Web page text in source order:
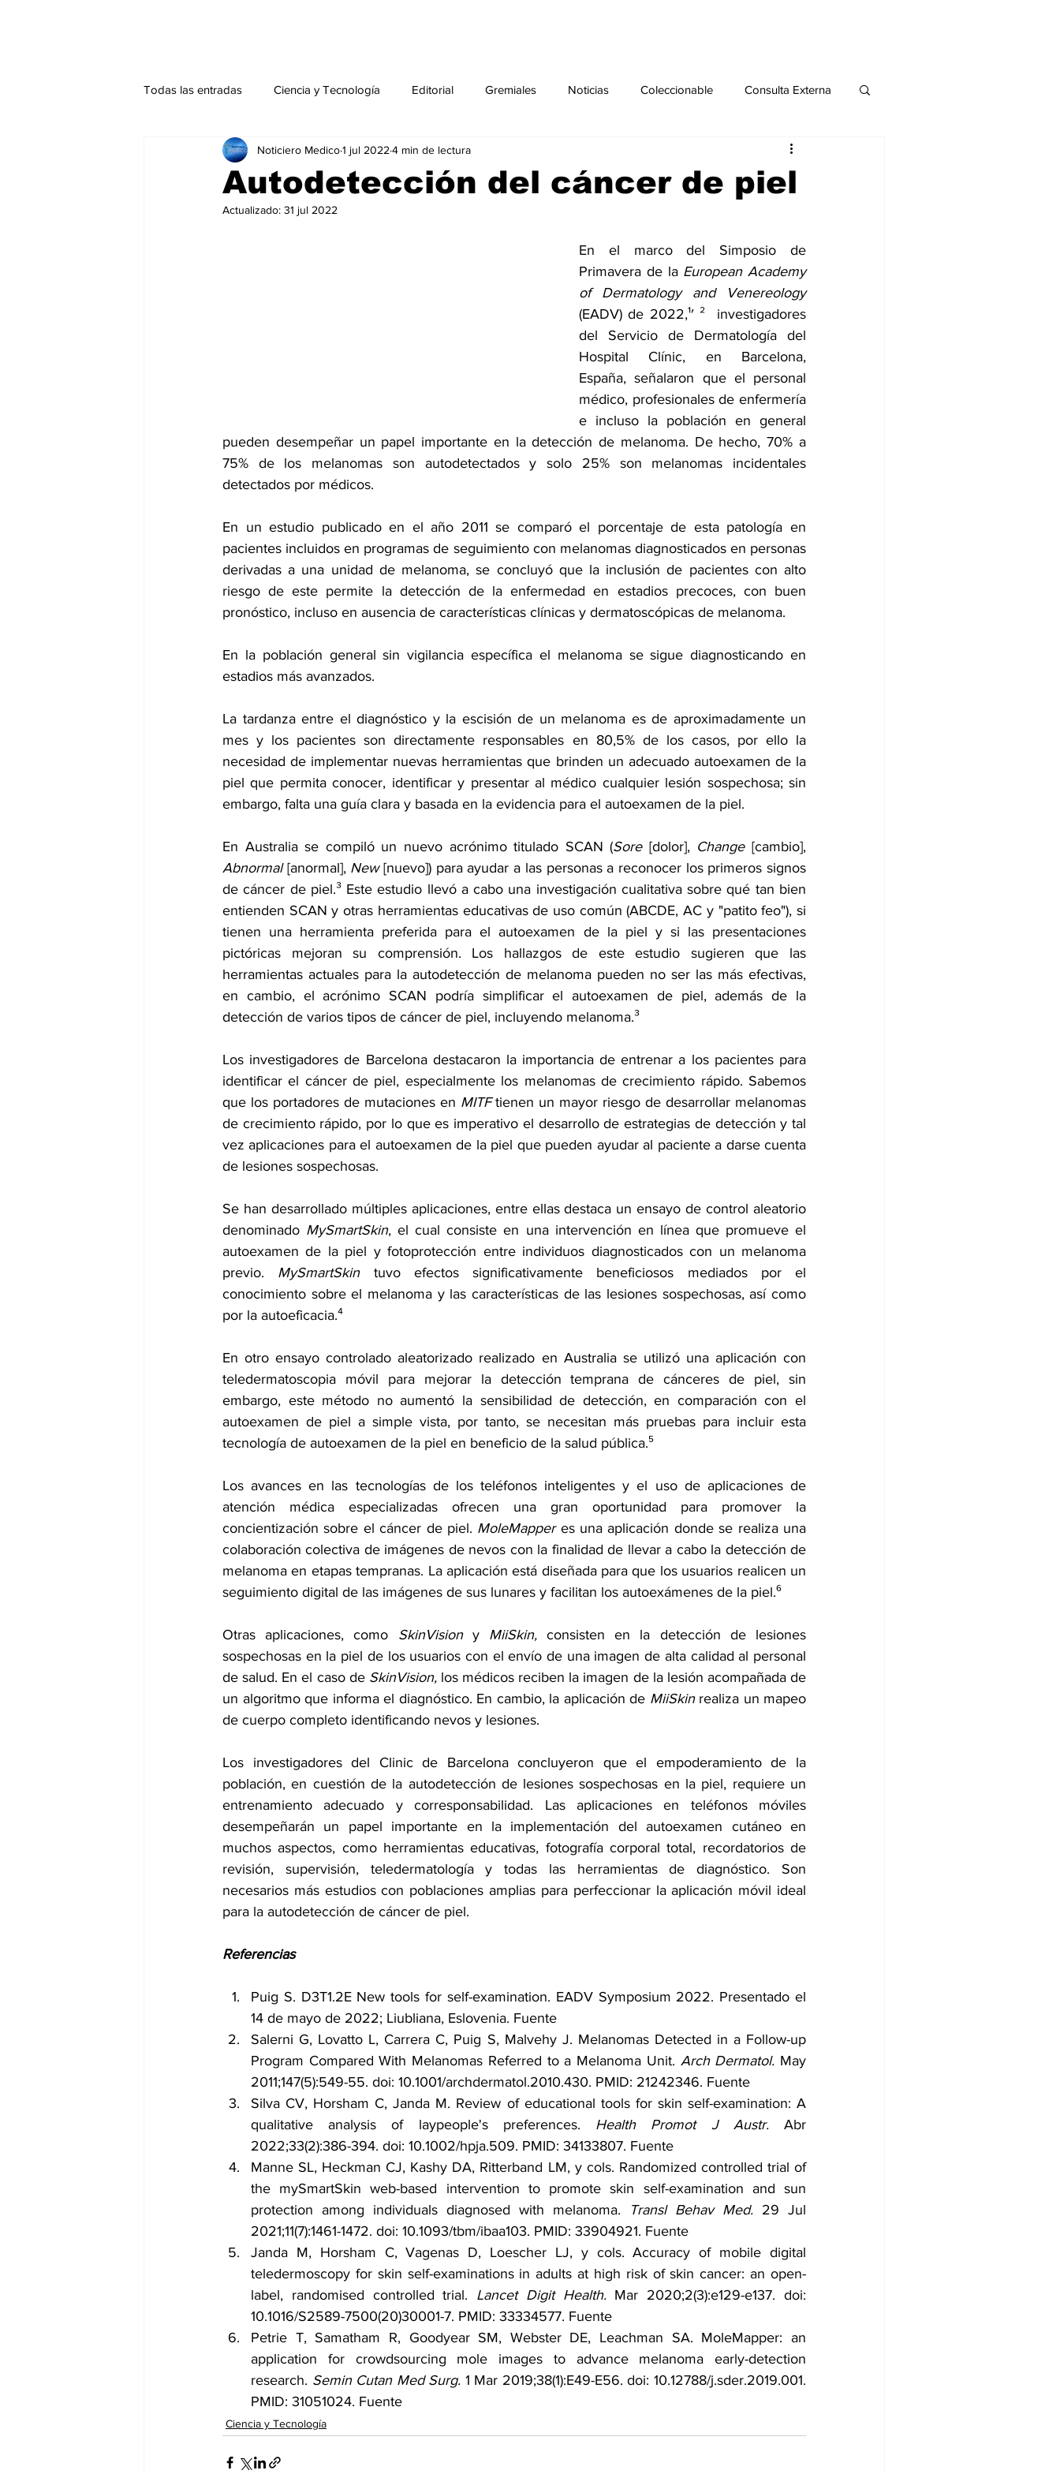
Todas las entradas Ciencia y Tecnología Editorial Gremiales Noticias Coleccionable Consulta Externa
Actualidad Salud Mental Agenda Sección especial Publicaciones
Endocrinología Actualidad especial
Noticias especial Salud Mental especial
dia mundial de la diabetes
Autodetección del cáncer de piel
Noticiero Medico1 jul 2022 4 min de lectura
Actualizado: 31 jul 2022
En el marco del Simposio de
Primavera de la European Academy
of Dermatology and Venereology
(EADV) de 2022,¹′ ²  investigadores
del Servicio de Dermatología del
Hospital Clínic, en Barcelona,
España, señalaron que el personal
médico, profesionales de enfermería
e incluso la población en general
pueden desempeñar un papel importante en la detección de melanoma. De hecho, 70% a
75% de los melanomas son autodetectados y solo 25% son melanomas incidentales
detectados por médicos.
En un estudio publicado en el año 2011 se comparó el porcentaje de esta patología en
pacientes incluidos en programas de seguimiento con melanomas diagnosticados en personas
derivadas a una unidad de melanoma, se concluyó que la inclusión de pacientes con alto
riesgo de este permite la detección de la enfermedad en estadios precoces, con buen
pronóstico, incluso en ausencia de características clínicas y dermatoscópicas de melanoma.
En la población general sin vigilancia específica el melanoma se sigue diagnosticando en
estadios más avanzados.
La tardanza entre el diagnóstico y la escisión de un melanoma es de aproximadamente un
mes y los pacientes son directamente responsables en 80,5% de los casos, por ello la
necesidad de implementar nuevas herramientas que brinden un adecuado autoexamen de la
piel que permita conocer, identificar y presentar al médico cualquier lesión sospechosa; sin
embargo, falta una guía clara y basada en la evidencia para el autoexamen de la piel.
En Australia se compiló un nuevo acrónimo titulado SCAN (Sore [dolor], Change
Abnormal [anormal], New [nuevo]) para ayudar a las personas a reconocer los primeros signos
de cáncer de piel.³ Este estudio llevó a cabo una investigación cualitativa sobre qué tan bien
entienden SCAN y otras herramientas educativas de uso común (ABCDE, AC y "patito feo"), si
tienen una herramienta preferida para el autoexamen de la piel y si las presentaciones
pictóricas mejoran su comprensión. Los hallazgos de este estudio sugieren que las
herramientas actuales para la autodetección de melanoma pueden no ser las más efectivas,
en cambio, el acrónimo SCAN podría simplificar el autoexamen de piel, además de la
detección de varios tipos de cáncer de piel, incluyendo melanoma.³
Los investigadores de Barcelona destacaron la importancia de entrenar a los pacientes para
identificar el cáncer de piel, especialmente los melanomas de crecimiento rápido. Sabemos
que los portadores de mutaciones en MITF tienen un mayor riesgo de desarrollar melanomas
de crecimiento rápido, por lo que es imperativo el desarrollo de estrategias de detección y tal
vez aplicaciones para el autoexamen de la piel que pueden ayudar al paciente a darse cuenta
de lesiones sospechosas.
Se han desarrollado múltiples aplicaciones, entre ellas destaca un ensayo de control aleatorio
denominado MySmartSkin, el cual consiste en una intervención en línea que promueve el
autoexamen de la piel y fotoprotección entre individuos diagnosticados con un melanoma
previo. MySmartSkin tuvo efectos significativamente beneficiosos mediados por el
conocimiento sobre el melanoma y las características de las lesiones sospechosas, así como
por la autoeficacia.⁴
En otro ensayo controlado aleatorizado realizado en Australia se utilizó una aplicación con
teledermatoscopia móvil para mejorar la detección temprana de cánceres de piel, sin
embargo, este método no aumentó la sensibilidad de detección, en comparación con el
autoexamen de piel a simple vista, por tanto, se necesitan más pruebas para incluir esta
tecnología de autoexamen de la piel en beneficio de la salud pública.⁵
Los avances en las tecnologías de los teléfonos inteligentes y el uso de aplicaciones de
atención médica especializadas ofrecen una gran oportunidad para promover la
concientización sobre el cáncer de piel. MoleMapper es una aplicación donde se realiza una
colaboración colectiva de imágenes de nevos con la finalidad de llevar a cabo la detección de
melanoma en etapas tempranas. La aplicación está diseñada para que los usuarios realicen un
seguimiento digital de las imágenes de sus lunares y facilitan los autoexámenes de la piel.⁶
Otras aplicaciones, como SkinVision y MiiSkin, consisten en la detección de lesiones
sospechosas en la piel de los usuarios con el envío de una imagen de alta calidad al personal
de salud. En el caso de SkinVision, los médicos reciben la imagen de la lesión acompañada de
un algoritmo que informa el diagnóstico. En cambio, la aplicación de MiiSkin realiza un mapeo
de cuerpo completo identificando nevos y lesiones.
Los investigadores del Clinic de Barcelona concluyeron que el empoderamiento de la
población, en cuestión de la autodetección de lesiones sospechosas en la piel, requiere un
entrenamiento adecuado y corresponsabilidad. Las aplicaciones en teléfonos móviles
desempeñarán un papel importante en la implementación del autoexamen cutáneo en
muchos aspectos, como herramientas educativas, fotografía corporal total, recordatorios de
revisión, supervisión, teledermatología y todas las herramientas de diagnóstico. Son
necesarios más estudios con poblaciones amplias para perfeccionar la aplicación móvil ideal
para la autodetección de cáncer de piel.
Referencias
Puig S. D3T1.2E New tools for self-examination. EADV Symposium 2022. Presentado el
14 de mayo de 2022; Liubliana, Eslovenia. Fuente
Salerni G, Lovatto L, Carrera C, Puig S, Malvehy J. Melanomas Detected in a Follow-up
Program Compared With Melanomas Referred to a Melanoma Unit. Arch Dermatol. May
2011;147(5):549-55. doi: 10.1001/archdermatol.2010.430. PMID: 21242346. Fuente
Silva CV, Horsham C, Janda M. Review of educational tools for skin self-examination: A
qualitative analysis of laypeople's preferences. Health Promot J Austr. Abr
2022;33(2):386-394. doi: 10.1002/hpja.509. PMID: 34133807. Fuente
Manne SL, Heckman CJ, Kashy DA, Ritterband LM, y cols. Randomized controlled trial of
the mySmartSkin web-based intervention to promote skin self-examination and sun
protection among individuals diagnosed with melanoma.
Transl Behav Med. 29 Jul
2021;11(7):1461-1472. doi: 10.1093/tbm/ibaa103. PMID: 33904921. Fuente
Janda M, Horsham C, Vagenas D, Loescher LJ, y cols. Accuracy of mobile digital
teledermoscopy for skin self-examinations in adults at high risk of skin cancer: an open-
label, randomised controlled trial. Lancet Digit Health. Mar 2020;2(3):e129-e137. doi:
10.1016/S2589-7500(20)30001-7. PMID: 33334577. Fuente
Petrie T, Samatham R, Goodyear SM, Webster DE, Leachman SA. MoleMapper: an
application for crowdsourcing mole images to advance melanoma early-detection
research. Semin Cutan Med Surg. 1 Mar 2019;38(1):E49-E56. doi: 10.12788/j.sder.2019.001.
PMID: 31051024. Fuente
Ciencia y Tecnología